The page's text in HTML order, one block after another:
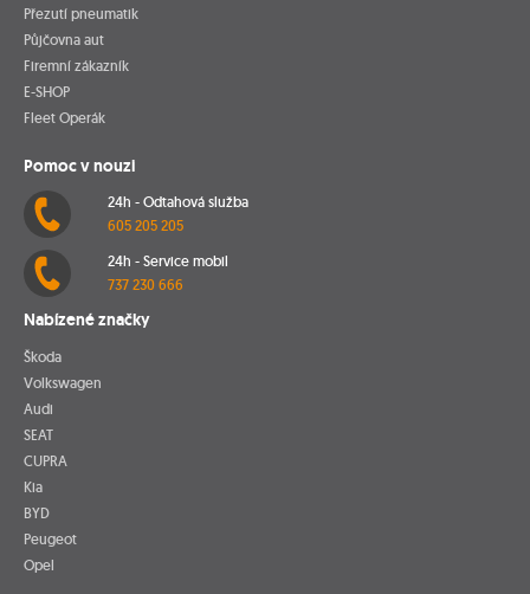
Přezutí pneumatik
Půjčovna aut
Firemní zákazník
E-SHOP
Fleet Operák
Pomoc v nouzi
24h - Odtahová služba
605 205 205
24h - Service mobil
737 230 666
Nabízené značky
Škoda
Volkswagen
Audi
SEAT
CUPRA
Kia
BYD
Peugeot
Opel